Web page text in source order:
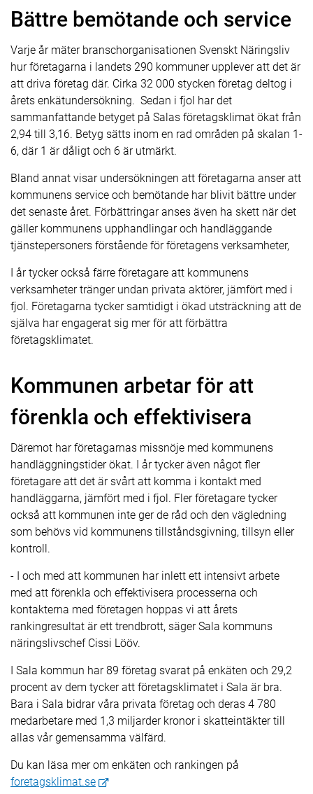
Bättre bemötande och service
Varje år mäter branschorganisationen Svenskt Näringsliv
hur företagarna i landets 290 kommuner upplever att det är
att driva företag där. Cirka 32 000 stycken företag deltog i
årets enkätundersökning. Sedan i fjol har det
sammanfattande betyget på Salas företagsklimat ökat från
2,94 till 3,16. Betyg sätts inom en rad områden på skalan 1-
6, där 1 är dåligt och 6 är utmärkt.
Bland annat visar undersökningen att företagarna anser att
kommunens service och bemötande har blivit bättre under
det senaste året. Förbättringar anses även ha skett när det
gäller kommunens upphandlingar och handläggande
tjänstepersoners förstående för företagens verksamheter,
I år tycker också färre företagare att kommunens
verksamheter tränger undan privata aktörer, jämfört med i
fjol. Företagarna tycker samtidigt i ökad utsträckning att de
själva har engagerat sig mer för att förbättra
företagsklimatet.
Kommunen arbetar för att
förenkla och effektivisera
Däremot har företagarnas missnöje med kommunens
handläggningstider ökat. I år tycker även något fler
företagare att det är svårt att komma i kontakt med
handläggarna, jämfört med i fjol. Fler företagare tycker
också att kommunen inte ger de råd och den vägledning
som behövs vid kommunens tillståndsgivning, tillsyn eller
kontroll.
- I och med att kommunen har inlett ett intensivt arbete
med att förenkla och effektivisera processerna och
kontakterna med företagen hoppas vi att årets
rankingresultat är ett trendbrott, säger Sala kommuns
näringslivschef Cissi Lööv.
I Sala kommun har 89 företag svarat på enkäten och 29,2
procent av dem tycker att företagsklimatet i Sala är bra.
Bara i Sala bidrar våra privata företag och deras 4 780
medarbetare med 1,3 miljarder kronor i skatteintäkter till
allas vår gemensamma välfärd.
Du kan läsa mer om enkäten och rankingen på
foretagsklimat.se